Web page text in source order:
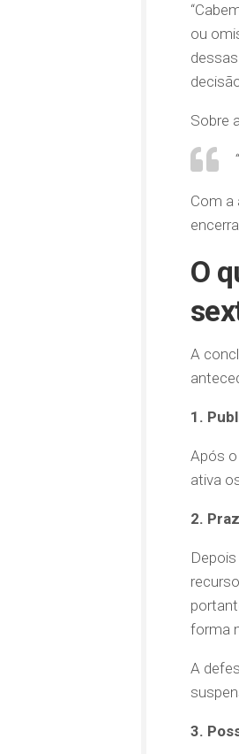
ou
Sobre
Com a
O
A
1.
Após
ativa
2.
forma
A
3.